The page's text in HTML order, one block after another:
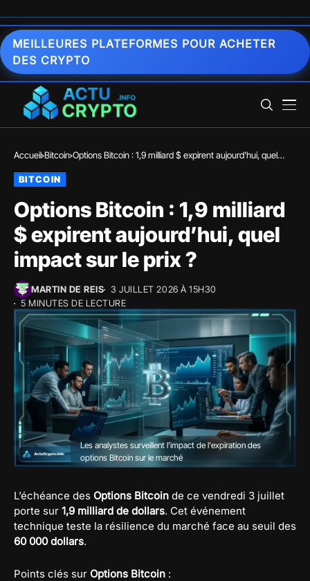
MEILLEURES PLATEFORMES POUR ACHETER
DES CRYPTO
Accueil Bitcoin Options Bitcoin : 1,9 milliard $ expirent aujourd’hui, quel
BITCOIN
Options Bitcoin : 1,9 milliard
$ expirent aujourd’hui, quel
impact sur le prix ?
MARTIN DE REIS
3 JUILLET 2026 À 15H30
5 MINUTES DE LECTURE
Les analystes surveillent l'impact de l'expiration des
options Bitcoin sur le marché
L’échéance des Options Bitcoin de ce vendredi 3 juillet
porte sur 1,9 milliard de dollars. Cet événement
technique teste la résilience du marché face au seuil des
60 000 dollars.
Points clés sur Options Bitcoin :